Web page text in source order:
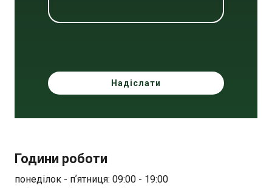
Надіслати
Години роботи
понеділок - пʼятниця: 09:00 - 19:00